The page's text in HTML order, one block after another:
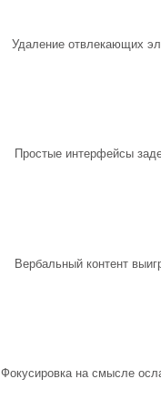
Удаление отвлекающих
Простые интерфейсы
Вербальный контент
Фокусировка на смысле